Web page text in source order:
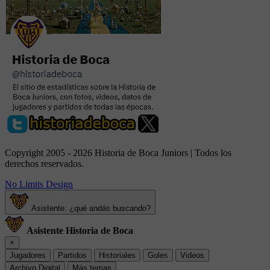
Copyright 2005 - 2026 Historia de Boca Juniors | Todos los
derechos reservados.
No Limits Design
Asistente: ¿qué andás buscando?
Asistente Historia de Boca
×
Jugadores
Partidos Historiales Goles
Videos
Archivo Digital
Más temas